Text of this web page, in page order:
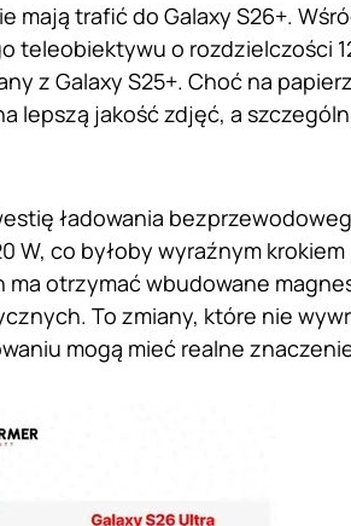
mają trafić do Galaxy S26+.
teleobiektywu o rozdzielczości
z Galaxy S25+. Choć na
lepszą jakość zdjęć, a
ładowania
W, co byłoby wyraźnym
otrzymać wbudowane
To zmiany, które nie
mogą mieć realne